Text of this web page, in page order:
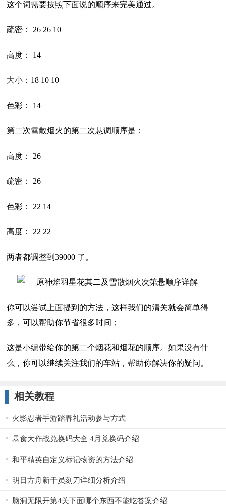
这个词需要按照下面说的顺序来完美通过。
疏密： 26 26 10
高度： 14
大小 ：18 10 10
色彩： 14
第二次雪散烟火的第二次悬调顺序是：
高度： 26
疏密： 26
色彩： 22 14
高度： 22 22
两者都调整到39000 了。
你可以尝试上面提到的方法，这样我们的清关就会简单得
多，可以帮助你节省很多时间；
这是小编带给你的第二个烟花和烟花的顺序。如果没有什
么 ，你可以继续关注我们的车站，帮助你解决你的疑问。
相关教程
火影忍者手游踏春礼活动参与方式
暴食大作战兑换码大全 4月兑换码介绍
和平精英自定义标记物资的方法介绍
明日方舟新干员刻刀详细分析介绍
脑洞无限开第4关下面哪个东西不能吃答案介绍